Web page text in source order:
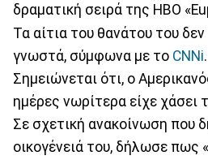
δραματική σειρά της HBO
Τα αίτια του θανάτου του δεν
γνωστά, σύμφωνα με το CNNi.
Σημειώνεται ότι, ο
ημέρες νωρίτερα είχε χάσει
Σε σχετική ανακοίνωση που
οικογένειά του, δήλωσε πως